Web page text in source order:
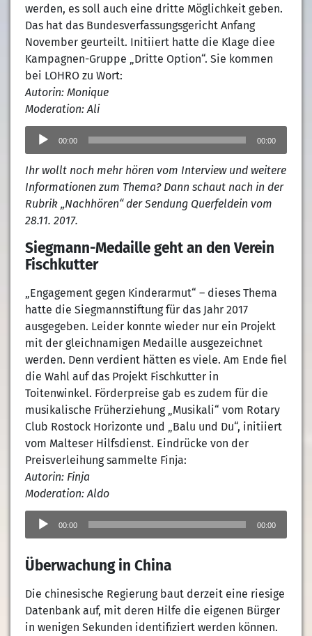
werden, es soll auch eine dritte Möglichkeit geben.
Das hat das Bundesverfassungsgericht Anfang
November geurteilt. Initiiert hatte die Klage diee
Kampagnen-Gruppe „Dritte Option“. Sie kommen
bei LOHRO zu Wort:
Autorin: Monique
Moderation: Ali
Audio-
Player
00:00 00:00
Ihr wollt noch mehr hören vom Interview und weitere
Informationen zum Thema? Dann schaut nach in der
Rubrik „Nachhören“ der Sendung Querfeldein vom
28.11. 2017.
Siegmann-Medaille geht an den Verein
Fischkutter
„Engagement gegen Kinderarmut“ – dieses Thema
hatte die Siegmannstiftung für das Jahr 2017
ausgegeben. Leider konnte wieder nur ein Projekt
mit der gleichnamigen Medaille ausgezeichnet
werden. Denn verdient hätten es viele. Am Ende fiel
die Wahl auf das Projekt Fischkutter in
Toitenwinkel. Förderpreise gab es zudem für die
musikalische Früherziehung „Musikali“ vom Rotary
Club Rostock Horizonte und „Balu und Du“, initiiert
vom Malteser Hilfsdienst. Eindrücke von der
Preisverleihung sammelte Finja:
Autorin: Finja
Moderation: Aldo
Audio-
Player
00:00 00:00
Überwachung in China
Die chinesische Regierung baut derzeit eine riesige
Datenbank auf, mit deren Hilfe die eigenen Bürger
in wenigen Sekunden identifiziert werden können.